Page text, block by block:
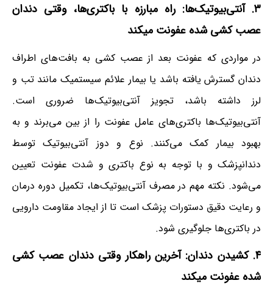
۳. آنتی‌بیوتیک‌ها: راه مبارزه با باکتری‌ها، وقتی دندان
عصب کشی شده عفونت میکند
در مواردی که عفونت بعد از عصب کشی به بافت‌های اطراف
دندان گسترش یافته باشد یا بیمار علائم سیستمیک مانند تب و
لرز داشته باشد، تجویز آنتی‌بیوتیک‌ها ضروری است.
آنتی‌بیوتیک‌ها باکتری‌های عامل عفونت را از بین می‌برند و به
بهبود بیمار کمک می‌کنند. نوع و دوز آنتی‌بیوتیک توسط
دندانپزشک و با توجه به نوع باکتری و شدت عفونت تعیین
می‌شود. نکته مهم در مصرف آنتی‌بیوتیک‌ها، تکمیل دوره درمان
و رعایت دقیق دستورات پزشک است تا از ایجاد مقاومت دارویی
در باکتری‌ها جلوگیری شود.
۴. کشیدن دندان: آخرین راهکار وقتی دندان عصب کشی
شده عفونت میکند